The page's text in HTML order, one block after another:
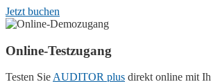
Jetzt buchen
Online-Testzugang
Testen SieAUDITOR plus direkt online mit